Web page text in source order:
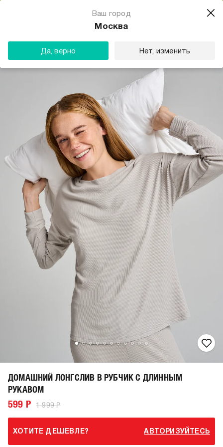
Ваш город
Москва
Да, верно Нет, изменить
ДОМАШНИЙ ЛОНГСЛИВ В РУБЧИК С ДЛИННЫМ
РУКАВОМ
599 Р 1 999 Р
ХОТИТЕ ДЕШЕВЛЕ? АВТОРИЗУЙТЕСЬ
Магазин одежды для тебя